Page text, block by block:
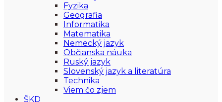
Fyzika
Geografia
Informatika
Matematika
Nemecký jazyk
Občianska náuka
Ruský jazyk
Slovenský jazyk a literatúra
Technika
Viem čo zjem
ŠKD